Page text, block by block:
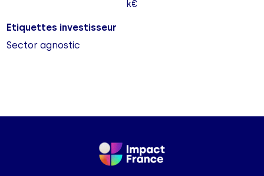
k€
Etiquettes investisseur
Sector agnostic